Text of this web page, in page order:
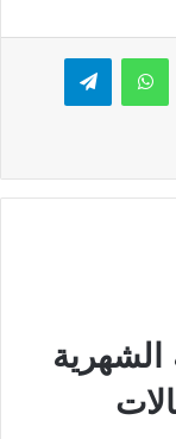
واتسابتيلقرام
الشهرية